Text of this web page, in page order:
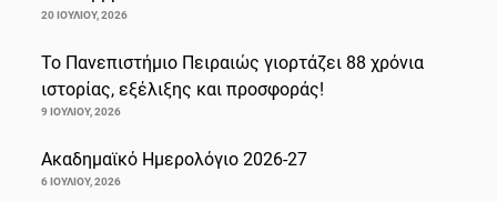
20 ΙΟΥΛΊΟΥ, 2026
Το Πανεπιστήμιο Πειραιώς γιορτάζει 88 χρόνια
ιστορίας, εξέλιξης και προσφοράς!
9 ΙΟΥΛΊΟΥ, 2026
Ακαδημαϊκό Ημερολόγιο 2026-27
6 ΙΟΥΛΊΟΥ, 2026